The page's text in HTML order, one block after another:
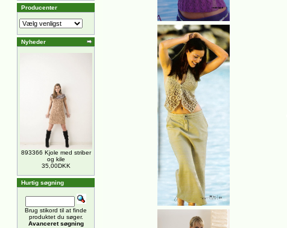
Producenter
Nyheder
893366 Kjole med striber
og kile
35,00DKK
Hurtig søgning
Brug stikord til at finde
produktet du søger.
Avanceret søgning